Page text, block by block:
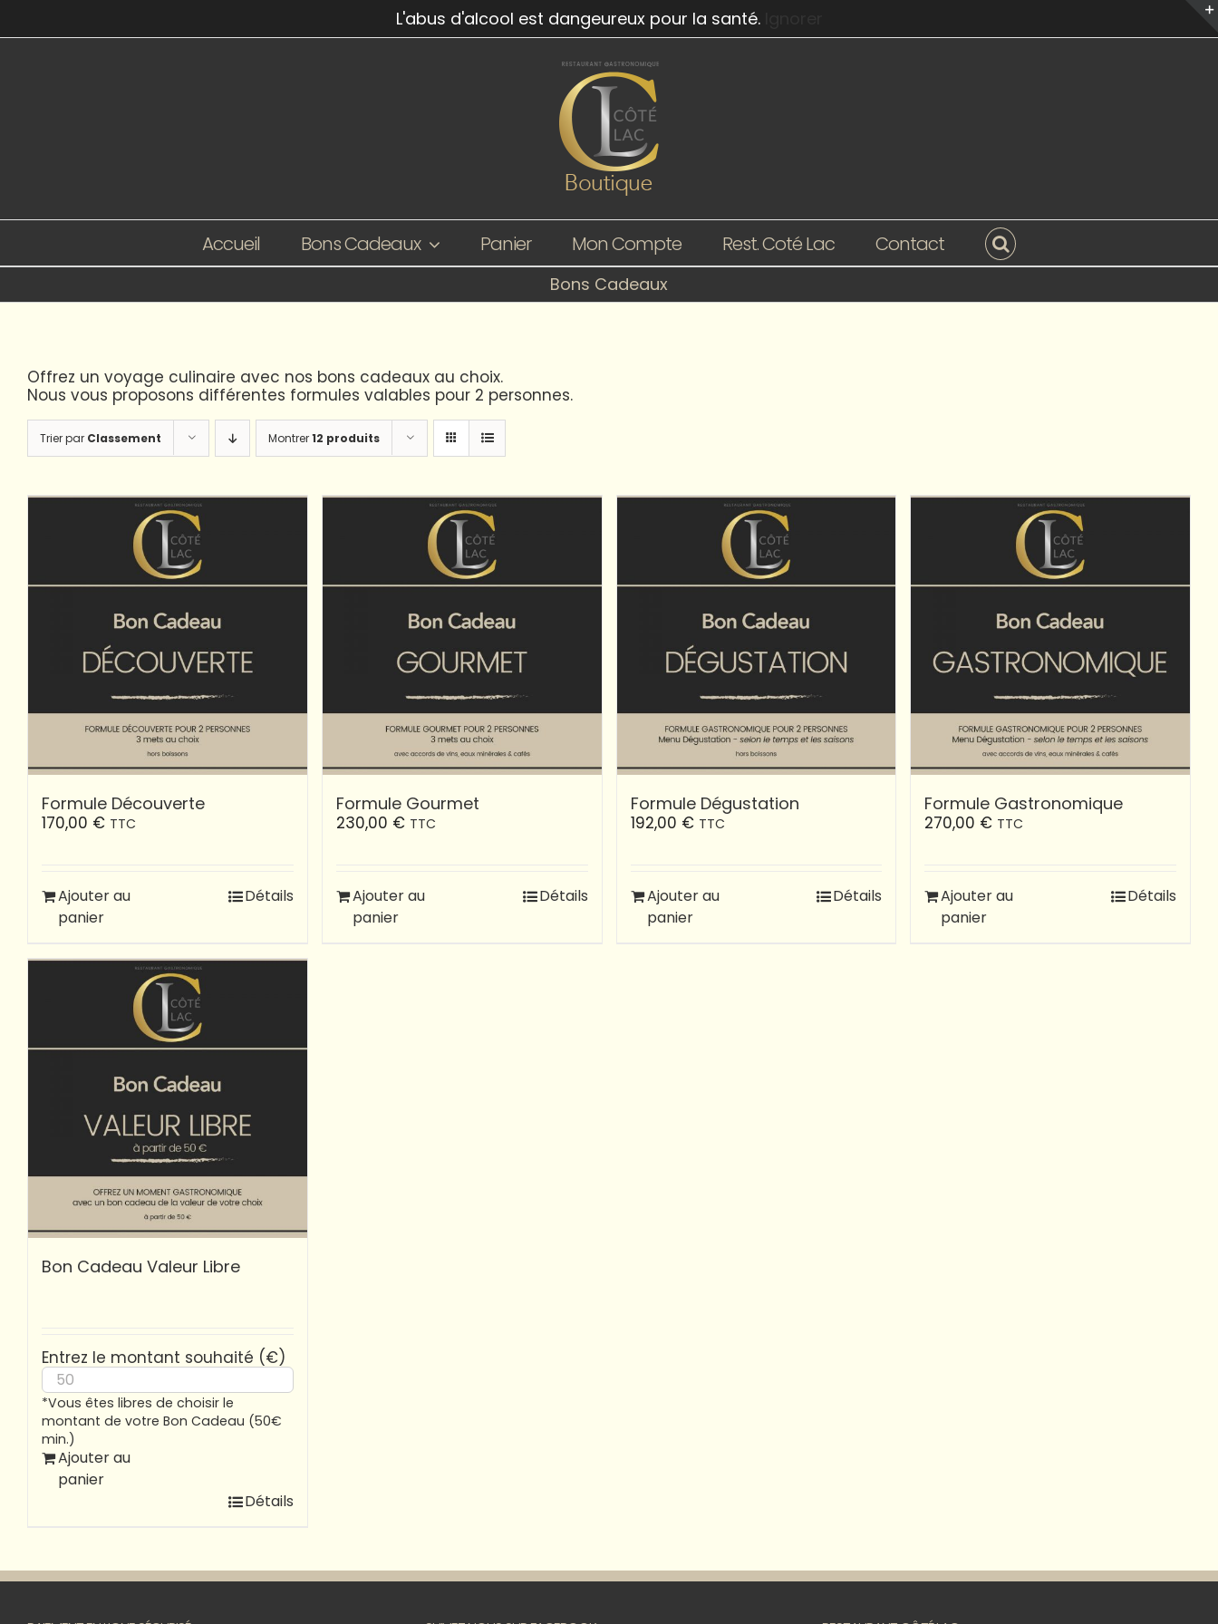
L'abus d'alcool est dangeureux pour la santé.
contenu
Accueil Bons Cadeaux Panier Mon Compte Rest. Coté Lac Contact
Bons Cadeaux
Offrez un voyage culinaire avec nos bons cadeaux au choix.
Nous vous proposons différentes formules valables pour 2 personnes.
Trier par Classement Montrer12 produits
Formule Découverte
170,00 € TTC
Ajouter au
panier
Détails
Formule Gourmet
230,00 € TTC
Ajouter au
panier
Détails
Formule Dégustation
192,00 € TTC
Ajouter au
panier
Détails
Formule Gastronomique
270,00 € TTC
Ajouter au
panier
Détails
Bon Cadeau Valeur Libre
Entrez le montant souhaité (€)
*Vous êtes libres de choisir le
montant de votre Bon Cadeau (50€
min.)
Ajouter au
panier
Détails